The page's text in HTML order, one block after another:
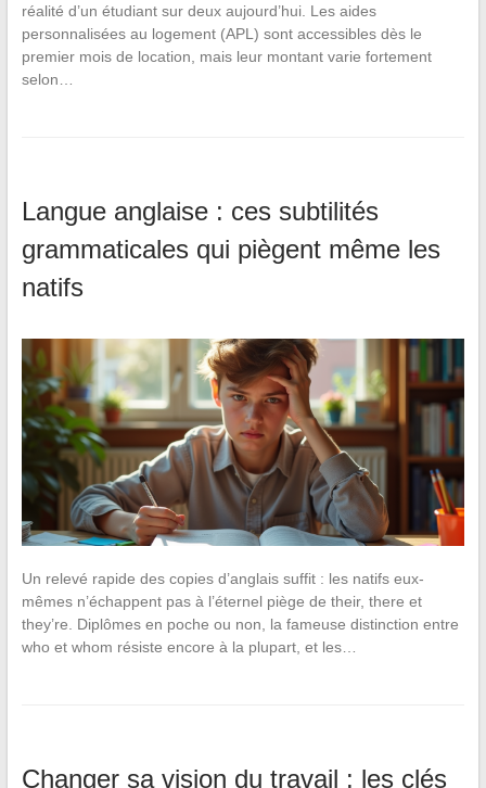
réalité d’un étudiant sur deux aujourd’hui. Les aides
personnalisées au logement (APL) sont accessibles dès le
premier mois de location, mais leur montant varie fortement
selon…
Langue anglaise : ces subtilités
grammaticales qui piègent même les
natifs
Un relevé rapide des copies d’anglais suffit : les natifs eux-
mêmes n’échappent pas à l’éternel piège de their, there et
they’re. Diplômes en poche ou non, la fameuse distinction entre
who et whom résiste encore à la plupart, et les…
Changer sa vision du travail : les clés